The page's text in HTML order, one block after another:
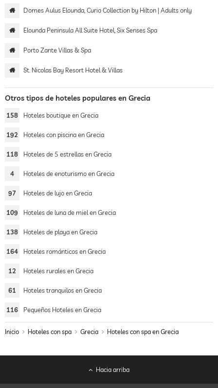
Domes Aulus Elounda, Curio Collection by Hilton | Adults only
Elounda Peninsula All Suite Hotel, Six Senses Spa
Porto Zante Villas & Spa
St. Nicolas Bay Resort Hotel & Villas
Otros tipos de hoteles populares en Grecia
158 Hoteles boutique en Grecia
192 Hoteles con piscina en Grecia
118 Hoteles de 5 estrellas en Grecia
4 Hoteles de enoturismo en Grecia
97 Hoteles de lujo en Grecia
109 Hoteles de luna de miel en Grecia
138 Hoteles de playa en Grecia
164 Hoteles románticos en Grecia
12 Hoteles rurales en Grecia
61 Hoteles tranquilos en Grecia
116 Pequeños Hoteles en Grecia
Inicio Hoteles con spa Grecia Hoteles con spa en Grecia
Hacia arriba